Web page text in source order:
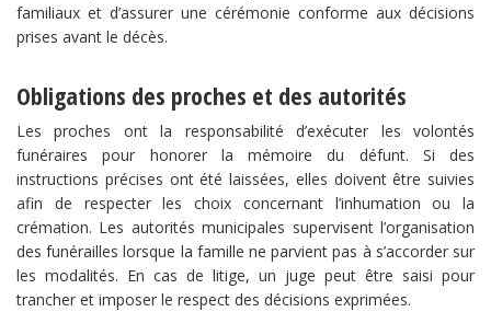
familiaux et d’assurer une cérémonie conforme aux décisions
prises avant le décès.
Obligations des proches et des autorités
Les proches ont la responsabilité d’exécuter les volontés
funéraires pour honorer la mémoire du défunt. Si des
instructions précises ont été laissées, elles doivent être suivies
afin de respecter les choix concernant l’inhumation ou la
crémation. Les autorités municipales supervisent l’organisation
des funérailles lorsque la famille ne parvient pas à s’accorder sur
les modalités. En cas de litige, un juge peut être saisi pour
trancher et imposer le respect des décisions exprimées.